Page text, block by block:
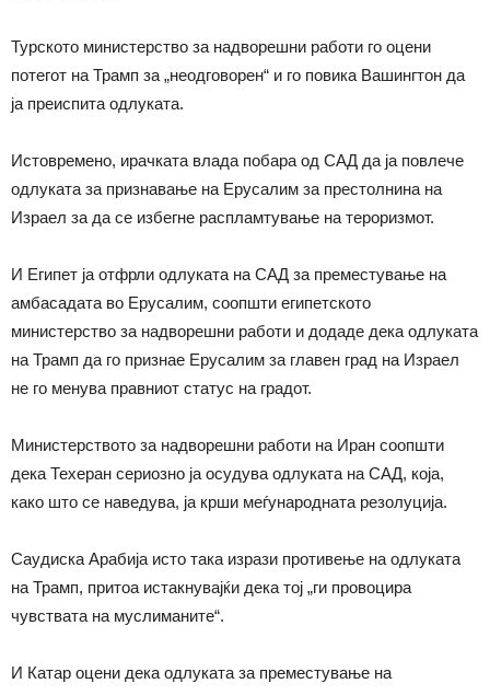
Турското министерство за надворешни работи го оцени
потегот на Трамп за „неодговорен“ и го повика Вашингтон да
ја преиспита одлуката.
Истовремено, ирачката влада побара од САД да ја повлече
одлуката за признавање на Ерусалим за престолнина на
Израел за да се избегне распламтување на тероризмот.
И Египет ја отфрли одлуката на САД за преместување на
амбасадата во Ерусалим, соопшти египетското
министерство за надворешни работи и додаде дека одлуката
на Трамп да го признае Ерусалим за главен град на Израел
не го менува правниот статус на градот.
Министерството за надворешни работи на Иран соопшти
дека Техеран сериозно ја осудува одлуката на САД, која,
како што се наведува, ја крши меѓународната резолуција.
Саудиска Арабија исто така изрази противење на одлуката
на Трамп, притоа истакнувајќи дека тој „ги провоцира
чувствата на муслиманите“.
И Катар оцени дека одлуката за преместување на